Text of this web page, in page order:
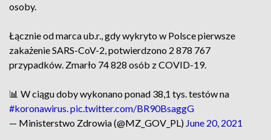
osoby.
Łącznie od marca ub.r., gdy wykryto w Polsce pierwsze
zakażenie SARS-CoV-2, potwierdzono 2 878 767
przypadków. Zmarło 74 828 osób z COVID-19.
📊 W ciągu doby wykonano ponad 38,1 tys. testów na
#koronawirus.pic.twitter.com/BR90BsaggG
— Ministerstwo Zdrowia (@MZ_GOV_PL) June 20, 2021